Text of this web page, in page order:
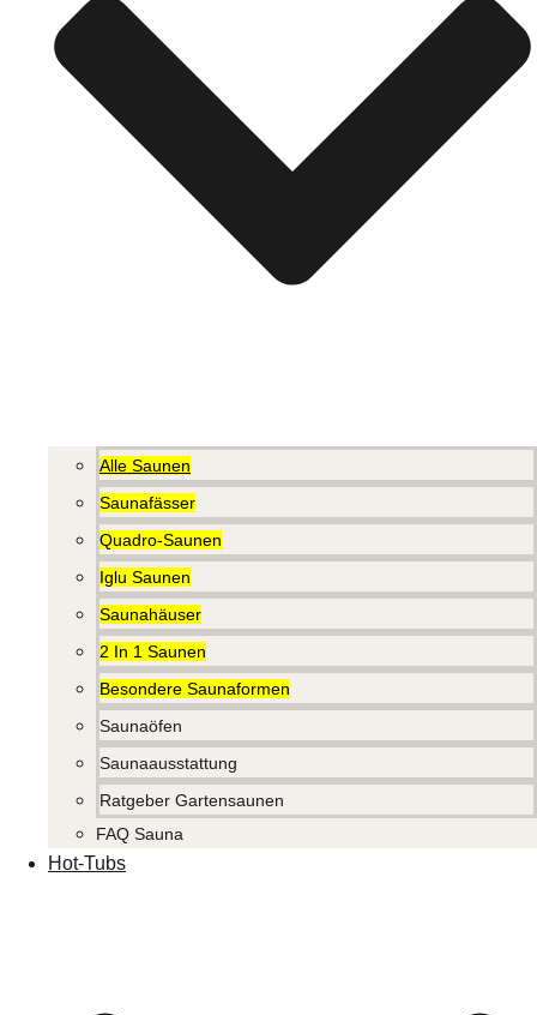
Alle Saunen
Saunafässer
Quadro-Saunen
Iglu Saunen
Saunahäuser
2 In 1 Saunen
Besondere Saunaformen
Saunaöfen
Saunaausstattung
Ratgeber Gartensaunen
FAQ Sauna
Hot-Tubs